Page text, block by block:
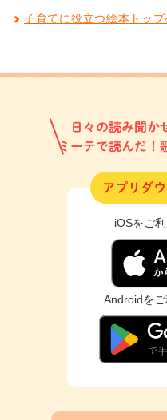
子育てに役立つ絵本トップ
日々の読み聞
ミーテで読んだ！
アプリダ
iOSをご
Androidを